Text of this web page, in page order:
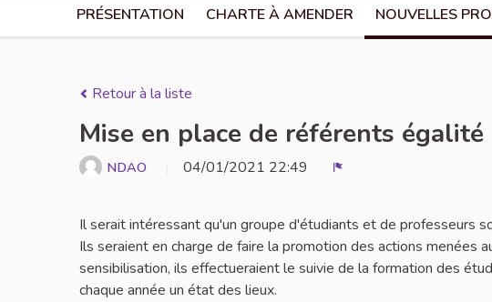
PRÉSENTATION CHARTE À AMENDER NOUVELLES
Retour à la liste
Mise en place de référents égalité
NDAO 04/01/2021 22:49
Il serait intéressant qu'un groupe d'étudiants et de professeurs
Ils seraient en charge de faire la promotion des actions menées
sensibilisation, ils effectueraient le suivie de la formation des
chaque année un état des lieux.